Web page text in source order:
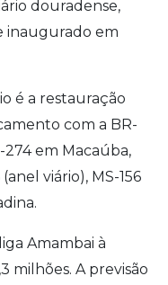
douradense,
inaugurado em
é a restauração
com a BR-
274 em Macaúba,
viário), MS-156
Amambai à
milhões. A previsão